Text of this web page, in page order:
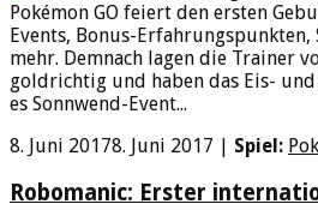
Pokémon GO feiert den ersten
Events, Bonus-
mehr. Demnach lagen die Trainer
goldrichtig und haben das Eis-
es Sonnwend-Event...
8. Juni 20178. Juni 2017 Spiel:
Robomanic: Erster